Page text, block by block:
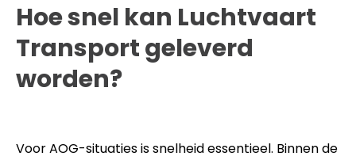
Hoe snel kan Luchtvaart
Transport geleverd
worden?
Voor AOG-situaties is snelheid essentieel. Binnen de